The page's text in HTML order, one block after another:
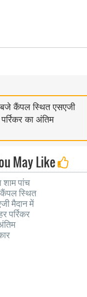
कैंपल स्थित एसएजी
का अंतिम
May Like
पांच
स्थित
मैदान में
पर्रिकर